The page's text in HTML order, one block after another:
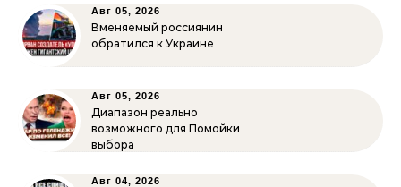
Авг 05, 2026
Вменяемый россиянин
обратился к Украине
Авг 05, 2026
Диапазон реально
возможного для Помойки
выбора
Авг 04, 2026